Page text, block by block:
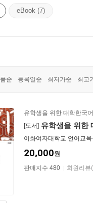
eBook (7)
순 등록일순 최저가순 최고
유학생을 위한 대학한국어
[도서] 유학생을 위한
이화여자대학교 언어교육
20,000원
판매지수 480
회원리뷰(